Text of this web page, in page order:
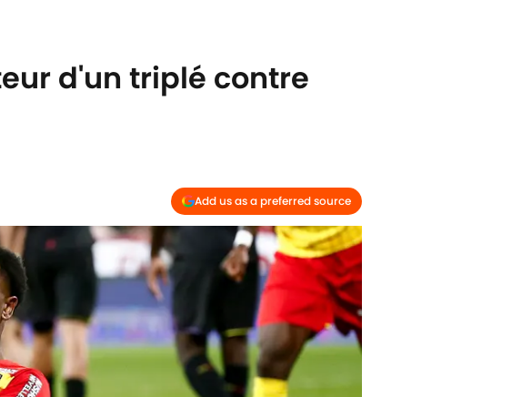
d'un triplé contre
Add us as a preferred source